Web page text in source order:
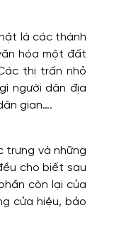
là các thành
hóa một đất
thị trấn nhỏ
người dân địa
gian….
trưng và những
cho biết sau
còn lại của
cửa hiệu, bảo